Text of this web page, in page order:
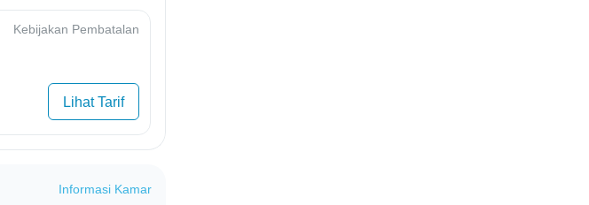
Kebijakan Pembatalan
Lihat Tarif
Informasi Kamar